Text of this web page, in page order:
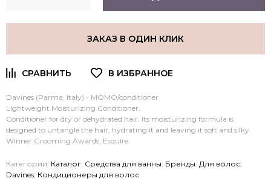
ЗАКАЗ В ОДИН КЛИК
Davines (Parma, Italy) - MOMO/conditioner
Lightweight Moisturizing Conditioner.
Conditioner for dry or dehydrated hair. Its moisturizing formula is
designed to untangle the hair, hydrating it and leaving it soft and silky.
Winner Grooming Awards, Esquire.
Категории: Каталог Средства для ванны Бренды Для волос
Davines Кондиционеры для волос